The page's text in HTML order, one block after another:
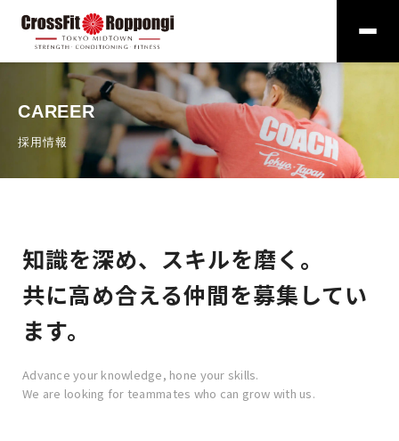
CAREER
採用情報
知識を深め、スキルを磨く。
共に高め合える仲間を募集してい
ます。
Advance your knowledge, hone your skills.
We are looking for teammates who can grow with us.